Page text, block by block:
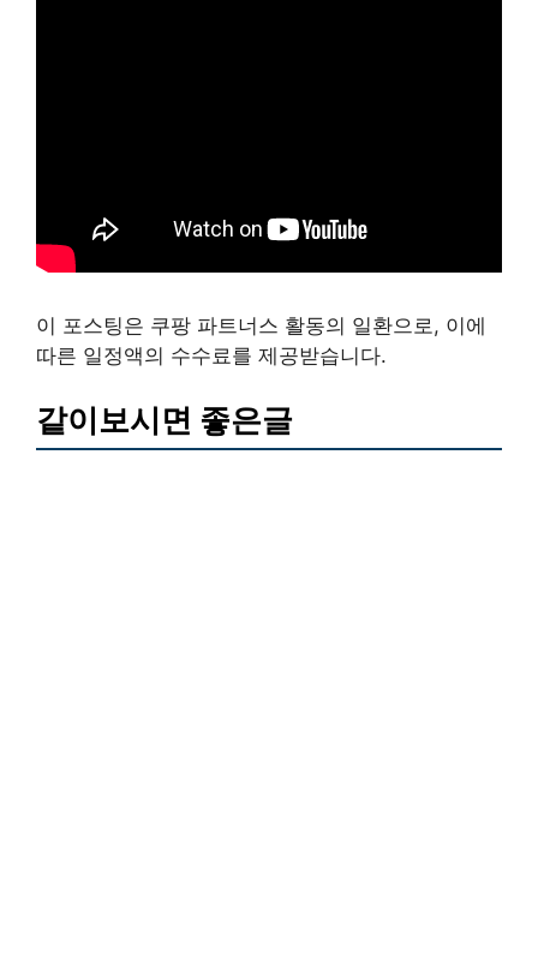
이 포스팅은 쿠팡 파트너스 활동의 일환으로, 이에
따른 일정액의 수수료를 제공받습니다.
같이보시면 좋은글